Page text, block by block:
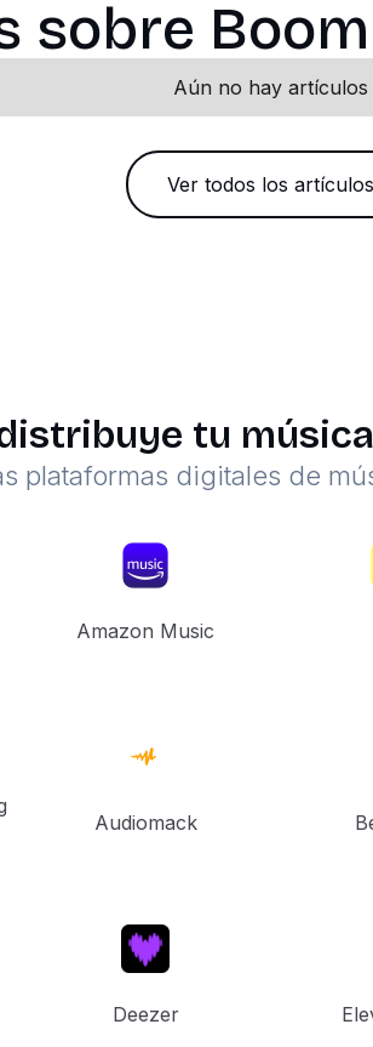
sobre
Aún no hay artículos
Ver todos los artículos
tu
plataformas digitales de
Amazon Music
Audiomack
Deezer